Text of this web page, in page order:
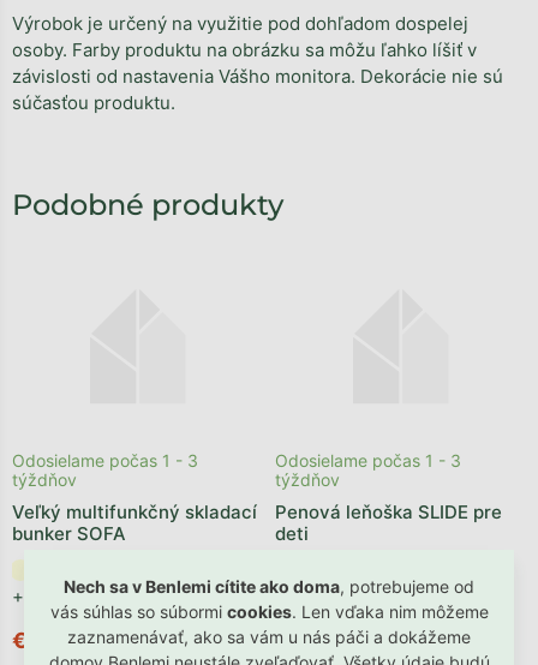
Nech sa v Benlemi cítite ako doma, potrebujeme od
vás súhlas so súbormi cookies. Len vďaka nim môžeme
zaznamenávať, ako sa vám u nás páči a dokážeme
Výrobok je určený na využitie pod dohľadom dospelej
osoby. Farby produktu na obrázku sa môžu ľahko líšiť v
závislosti od nastavenia Vášho monitora. Dekorácie nie sú
súčasťou produktu.
Veľký multifunkčný skladací
bunker SOFA
+ ďalšie
Odosielame počas 1 - 3
týždňov
€599,90
Penová leňoška SLIDE pre
deti
+ ďalšie
Odosielame počas 1 - 3
týždňov
€149,90